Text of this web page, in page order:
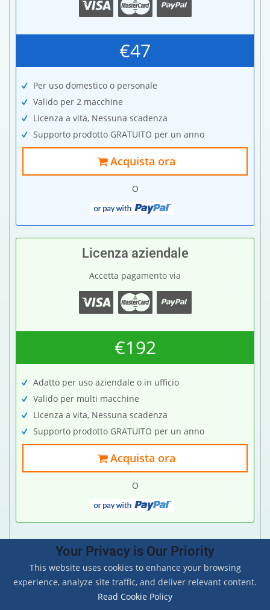
€47
Per uso domestico o personale
Valido per 2 macchine
Licenza a vita, Nessuna scadenza
Supporto prodotto GRATUITO per un anno
Acquista ora
O
Licenza aziendale
Accetta pagamento via
€192
Adatto per uso aziendale o in ufficio
Valido per multi macchine
Licenza a vita, Nessuna scadenza
Supporto prodotto GRATUITO per un anno
Acquista ora
O
Copyright © 2011-2026BitRecover™| All Rights
Your Privacy is Our Priority
This website uses cookies to enhance your browsing
experience, analyze site traffic, and deliver relevant content.
Read Cookie Policy